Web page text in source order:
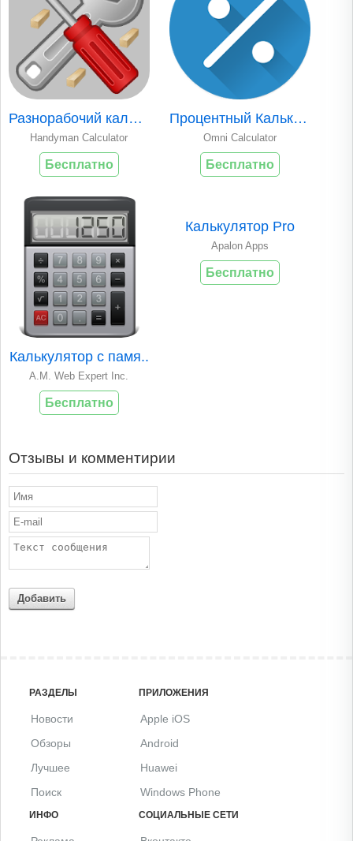
Разнорабочий кальк..
Handyman Calculator
Бесплатно
Процентный Калькул..
Omni Calculator
Бесплатно
Калькулятор с памя..
A.M. Web Expert Inc.
Бесплатно
Калькулятор Pro
Apalon Apps
Бесплатно
Отзывы и комментирии
Добавить
РАЗДЕЛЫ
Новости
Обзоры
Лучшее
Поиск
ПРИЛОЖЕНИЯ
Apple iOS
Android
Huawei
Windows Phone
ИНФО СОЦИАЛЬНЫЕ СЕТИ